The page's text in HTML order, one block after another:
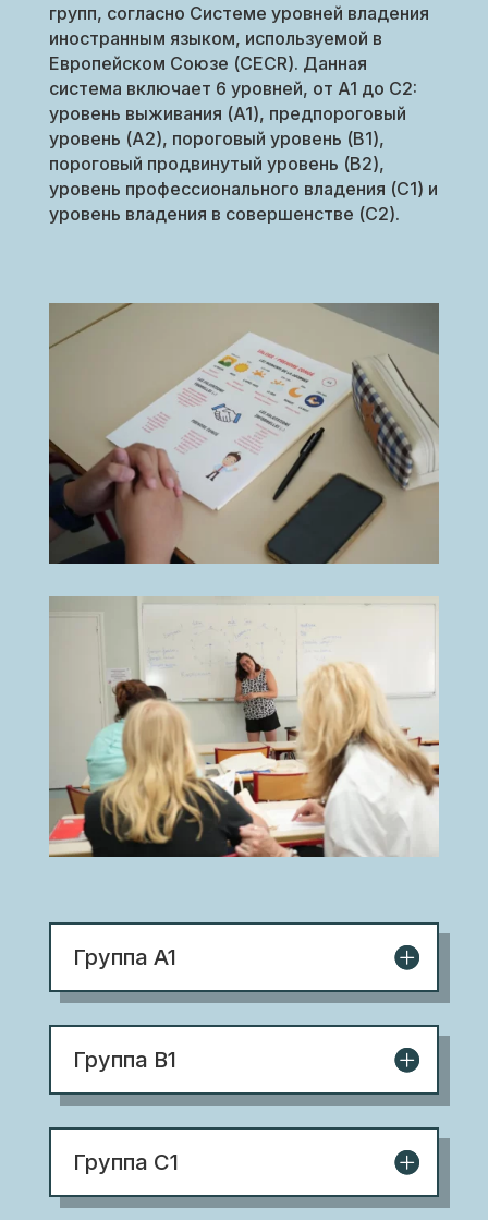
групп, согласно Системе уровней владения
иностранным языком, используемой в
Европейском Союзе (CECR). Данная
система включает 6 уровней, от A1 до C2:
уровень выживания (A1), предпороговый
уровень (A2), пороговый уровень (B1),
пороговый продвинутый уровень (B2),
уровень профессионального владения (C1) и
уровень владения в совершенстве (C2).
Группа A1
Группа B1
Группа C1